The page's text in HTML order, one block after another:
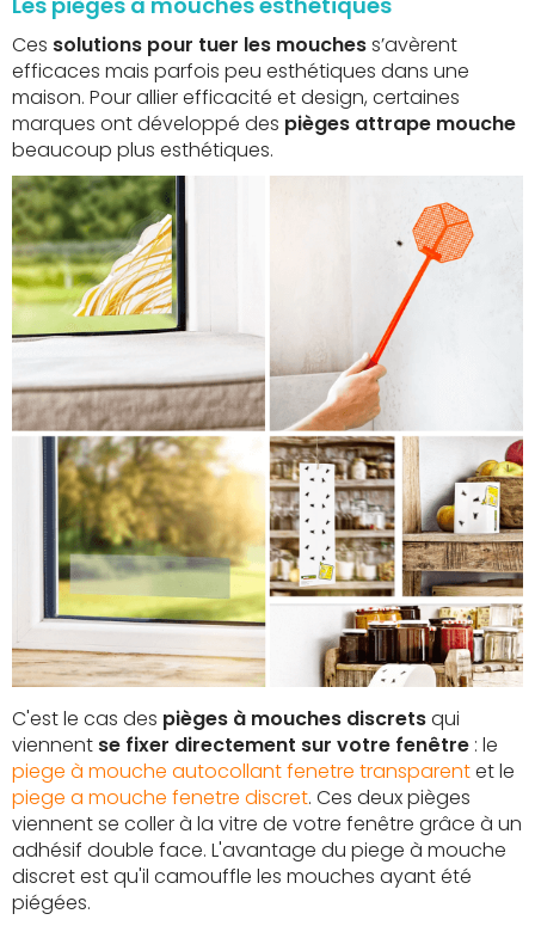
Ces solutions pour tuer les mouchess’avèrent
efficaces mais parfois peu esthétiques dans une
maison. Pour allier efficacité et design, certaines
marques ont développé des pièges attrape mouche
beaucoup plus esthétiques.
C'est le cas des pièges à mouches discretsqui
viennent se fixer directement sur votre fenêtre : le
piege à mouche autocollant fenetre transparentet le
piege a mouche fenetre discret. Ces deux pièges
viennent se coller à la vitre de votre fenêtre grâce à un
adhésif double face. L'avantage du piege à mouche
discret est qu'il camouffle les mouches ayant été
piégées.